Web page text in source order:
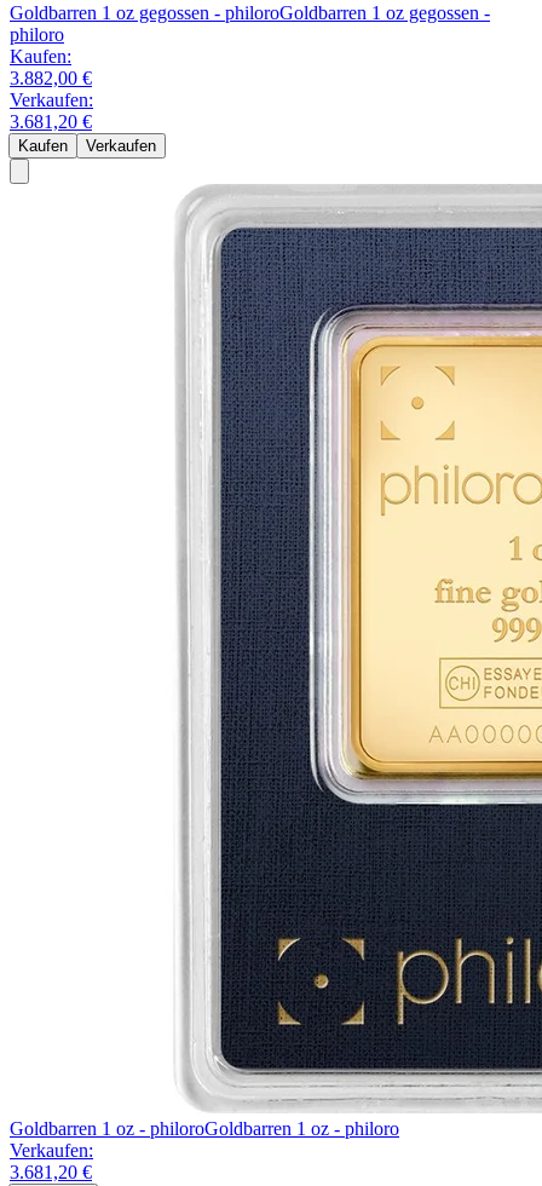
Goldbarren 1 oz gegossen - philoroGoldbarren 1 oz gegossen -
philoro
Kaufen:
3.882,00 €
Verkaufen:
3.681,20 €
Kaufen Verkaufen
Goldbarren 1 oz - philoroGoldbarren 1 oz - philoro
Verkaufen:
3.681,20 €